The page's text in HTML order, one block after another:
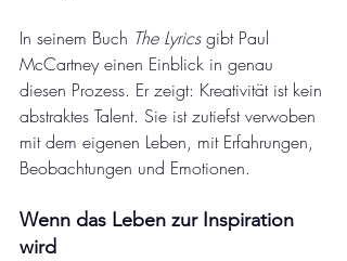
In seinem Buch The Lyrics gibt Paul
McCartney einen Einblick in genau
diesen Prozess. Er zeigt: Kreativität ist kein
abstraktes Talent. Sie ist zutiefst verwoben
mit dem eigenen Leben, mit Erfahrungen,
Beobachtungen und Emotionen.
Wenn das Leben zur Inspiration
wird